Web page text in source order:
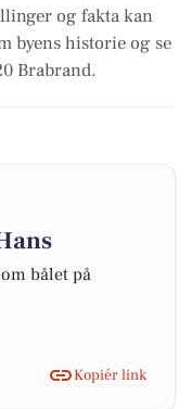
og fakta kan
byens historie og se
Brabrand.
bålet på
Kopiér link